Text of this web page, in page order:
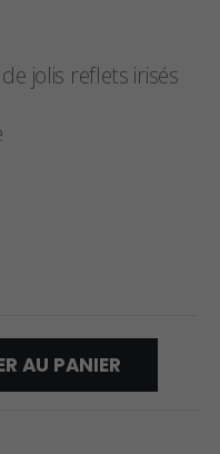
jolis reflets irisés
AU PANIER